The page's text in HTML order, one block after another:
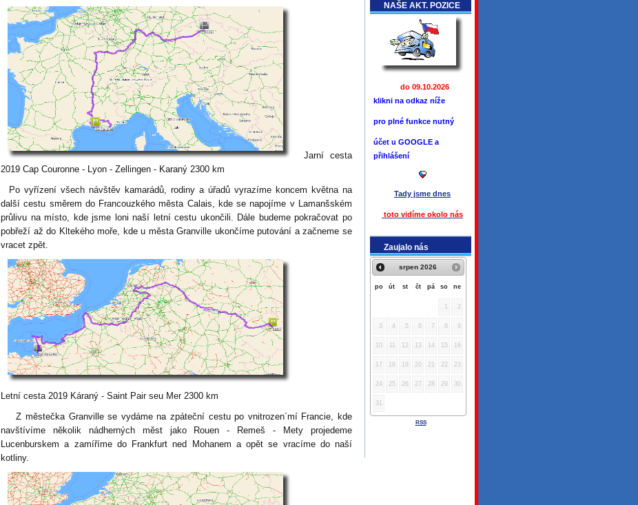
NAŠE AKT. POZICE
do 09.10.2026
klikni na odkaz níže
pro plné funkce nutný
účet u GOOGLE a
přihlášení
Tady jsme dnes
toto vidíme okolo nás
Zaujalo nás
srpen 2026
po út st čt pá so ne
1 2
3 4 5 6 7 8 9
10 11 12 13 14 15 16
17 18 19 20 21 22 23
24 25 26 27 28 29 30
31
RSS
Jarní cesta
2019 Cap Couronne - Lyon - Zellingen - Karaný 2300 km
Po vyřízení všech návštěv kamarádů, rodiny a úřadů vyrazíme koncem května na
další cestu směrem do Francouzkého města Calais, kde se napojíme v Lamanšském
průlivu na místo, kde jsme loni naší letní cestu ukončili. Dále budeme pokračovat po
pobřeží až do Kltekého moře, kde u města Granville ukončíme putování a začneme se
vracet zpět.
Letní cesta 2019 Káraný - Saint Pair seu Mer 2300 km
Z městečka Granville se vydáme na zpáteční cestu po vnitrozen´mí Francie, kde
navštívíme několik nádherných měst jako Rouen - Remeš - Mety projedeme
Lucenburskem a zamíříme do Frankfurt ned Mohanem a opět se vracíme do naší
kotliny.